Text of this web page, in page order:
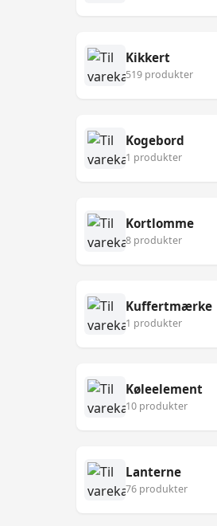
Kikkert
519 produkter
Kogebord
1 produkter
Kortlomme
8 produkter
Kuffertmærke
1 produkter
Køleelement
10 produkter
Lanterne
76 produkter